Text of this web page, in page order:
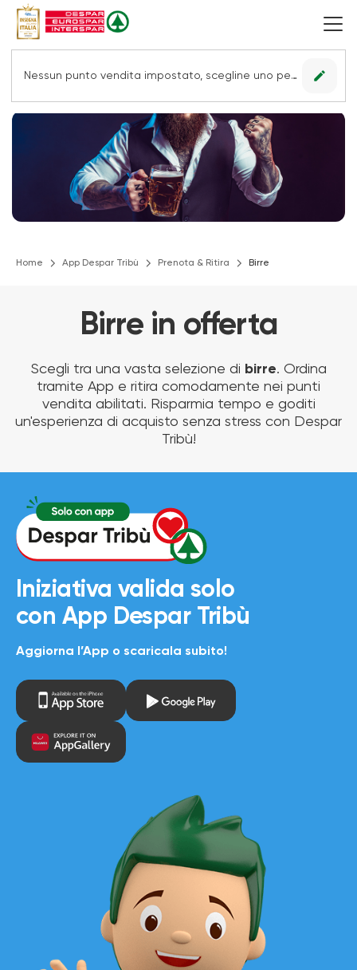
Nessun punto vendita impostato, scegline uno per vedere le offerte. edit
Home App Despar Tribù Prenota & Ritira Birre
Birre in offerta
Scegli tra una vasta selezione di birre. Ordina
tramite App e ritira comodamente nei punti
vendita abilitati. Risparmia tempo e goditi
un'esperienza di acquisto senza stress con Despar
Tribù!
Iniziativa valida solo
con App Despar Tribù
Aggiorna l’App o scaricala subito!